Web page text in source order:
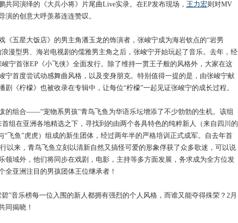
共同演绎的《大兵小将》片尾曲Live实录。在EP发布现场， 王力宏则对MV
演的创意大呼羡慕连连赞叹。
五星大饭店》的男主角潘玉龙的饰演者，张峻宁成为海岩钦点的“岩男
漫型男、海岩电视剧的儒雅男主角之后，张峻宁开始玩起了音乐。去年，经
宁首张EP《小飞侠》全面发行。除了维持一贯王子般的风格外，大家在这
宁首度尝试动感舞曲风格，以及变身朋克。特别值得一提的是，由张峻宁献
剧《柠檬》也被收录在专辑中，让每位“柠檬”一起见证张峻宁的成长过程。
组合——“宠物系男孩”青鸟飞鱼为华语乐坛增添了不少勃勃的生机。该组
组在亚洲各地精选之下，寻找到的由两个各具特色的纯粹新人（来自四川的
“飞鱼”虎虎）组成的新生团体，经过两年半的严格培训正式成军。自去年首
以来，青鸟飞鱼立刻以清新自然又搞怪可爱的形象俘获了众多歌迷，可以说
领域外，他们将同步在戏剧，电影，主持等多方面发展，务求成为全方位发
全亚洲注目的男孩团体王位继承者！
音乐榜每一位入围的新人都拥有强烈的个人风格，而谁又能夺得殊荣？2月
同揭晓！